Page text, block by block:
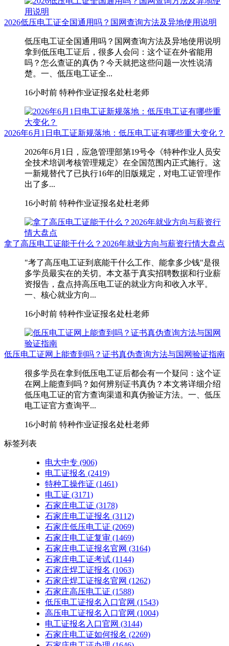
2026低压电工证全国通用吗？国网查询方法及异地使用说明
低压电工证全国通用吗？国网查询方法及异地使用说明
拿到低压电工证后，很多人会问：这个证在外省能用
吗？怎么查证的真伪？今天就把这些问题一次性说清
楚。一、低压电工证全...
16小时前 特种作业证报名处杜老师
2026年6月1日电工证新规落地：低压电工证有哪些重大变化？
2026年6月1日，应急管理部第19号令《特种作业人员安
全技术培训考核管理规定》在全国范围内正式施行。这
一新规替代了已执行16年的旧版规定，对电工证管理作
出了多...
16小时前 特种作业证报名处杜老师
拿了高压电工证能干什么？2026年就业方向与薪资行情大盘点
"考了高压电工证到底能干什么工作、能拿多少钱"是很
多学员最实在的关切。本文基于真实招聘数据和行业薪
资报告，盘点持高压电工证的就业方向和收入水平。
一、核心就业方向...
16小时前 特种作业证报名处杜老师
低压电工证网上能查到吗？证书真伪查询方法与国网验证指南
很多学员在拿到低压电工证后都会有一个疑问：这个证
在网上能查到吗？如何辨别证书真伪？本文将详细介绍
低压电工证的官方查询渠道和真伪验证方法。一、低压
电工证官方查询平...
16小时前 特种作业证报名处杜老师
标签列表
电大中专 (906)
电工证报名 (2419)
特种工操作证 (1461)
电工证 (3171)
石家庄电工证 (3178)
石家庄电工证报名 (3112)
石家庄低压电工证 (2069)
石家庄电工证复审 (1469)
石家庄电工证报名官网 (3164)
石家庄电工证考试 (1144)
石家庄焊工证报名 (1063)
石家庄焊工证报名官网 (1262)
石家庄高压电工证 (1588)
低压电工证报名入口官网 (1543)
高压电工证报名入口官网 (1004)
电工证报名入口官网 (3144)
石家庄电工证如何报名 (2269)